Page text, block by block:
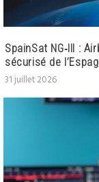
SpainSat NG‑III :
sécurisé de
31 juillet 2026